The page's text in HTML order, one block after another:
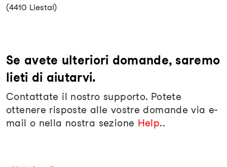
(4410 Liestal)
Se avete ulteriori domande, saremo
lieti di aiutarvi.
Contattate il nostro supporto. Potete
ottenere risposte alle vostre domande via e-
mail o nella nostra sezione Help..